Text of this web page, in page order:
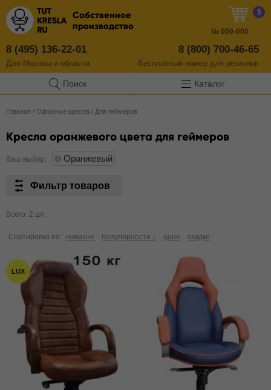
Собственное
производство
8 (495) 136-22-01
Для Москвы и области
8 (800) 700-46-65
Бесплатный номер для регионов
5
№ 000-000
Поиск Каталог
Главная / Офисные кресла / Для геймеров
Кресла оранжевого цвета для геймеров
Ваш выбор: Оранжевый
Фильтр товаров
Всего: 2 шт.
Сортировка по: новизне популярности ↓ цене скидке
LUX